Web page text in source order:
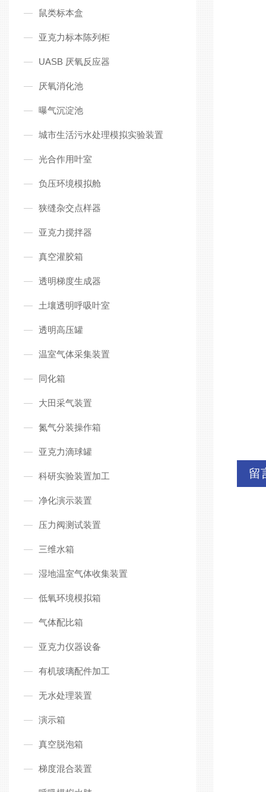
鼠类标本盒
亚克力标本陈列柜
UASB 厌氧反应器
厌氧消化池
曝气沉淀池
城市生活污水处理模拟实验装置
光合作用叶室
负压环境模拟舱
狭缝杂交点样器
亚克力搅拌器
真空灌胶箱
透明梯度生成器
土壤透明呼吸叶室
透明高压罐
温室气体采集装置
同化箱
大田采气装置
氮气分装操作箱
亚克力滴球罐
科研实验装置加工
净化演示装置
压力阀测试装置
三维水箱
湿地温室气体收集装置
低氧环境模拟箱
气体配比箱
亚克力仪器设备
有机玻璃配件加工
无水处理装置
演示箱
真空脱泡箱
梯度混合装置
留